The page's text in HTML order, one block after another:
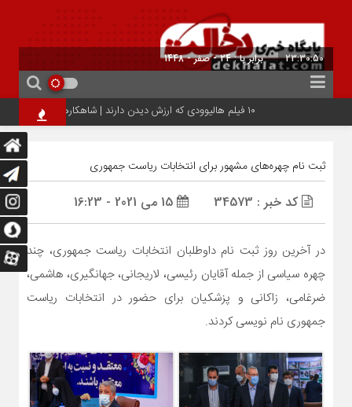
23:30:51 برابر با : 24 - صفر - 1448
ثبت نام چهره‌های مشهور برای انتخابات ریاست جمهوری
کد خبر : 34573
در آخرین روز ثبت نام داوطلبان انتخابات ریاست جمهوری، چند
چهره سیاسی از جمله آقایان رئیسی، لاریجانی، جهانگیری، هاشمی،
ضرغامی، زاکانی و پزشکیان برای حضور در انتخابات ریاست
جمهوری نام نویسی کردند.